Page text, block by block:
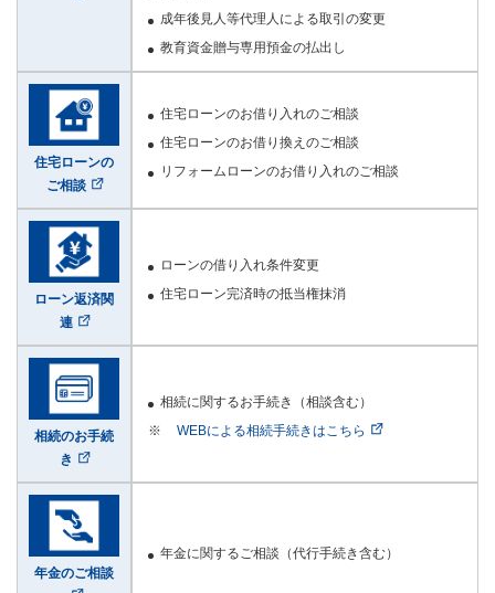
成年後見人等代理人による取引の変更
教育資金贈与専用預金の払出し
住宅ローンの
ご相談
住宅ローンのお借り入れのご相談
住宅ローンのお借り換えのご相談
リフォームローンのお借り入れのご相談
ローン返済関
連
ローンの借り入れ条件変更
住宅ローン完済時の抵当権抹消
相続のお手続
き
相続に関するお手続き（相談含む）
WEBによる相続手続きはこちら
年金のご相談
年金に関するご相談（代行手続き含む）